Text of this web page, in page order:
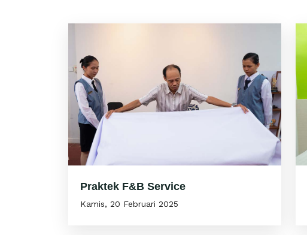
Praktek F&B Service
Kamis, 20 Februari 2025